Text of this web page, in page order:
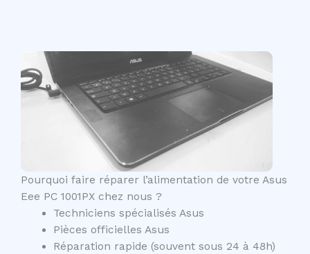
Pourquoi faire réparer l’alimentation de votre Asus
Eee PC 1001PX chez nous ?
Techniciens spécialisés Asus
Pièces officielles Asus
Réparation rapide (souvent sous 24 à 48h)